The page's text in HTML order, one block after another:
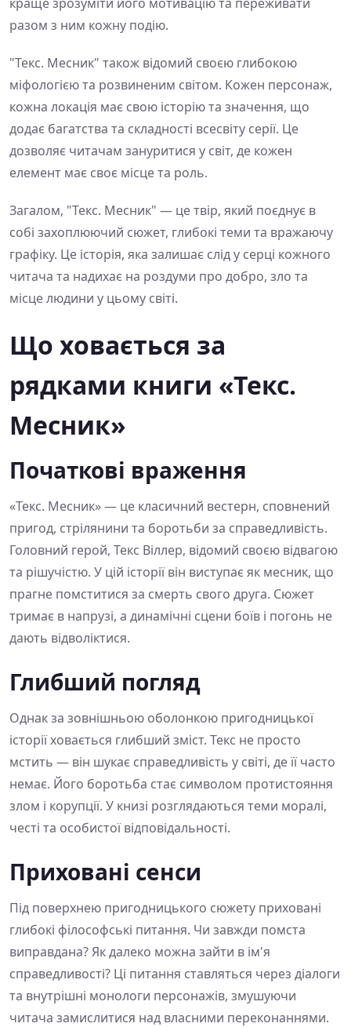
разом з ним кожну подію.
"Текс. Месник" також відомий своєю глибокою
міфологією та розвиненим світом. Кожен персонаж,
кожна локація має свою історію та значення, що
додає багатства та складності всесвіту серії. Це
дозволяє читачам зануритися у світ, де кожен
елемент має своє місце та роль.
Загалом, "Текс. Месник" — це твір, який поєднує в
собі захоплюючий сюжет, глибокі теми та вражаючу
графіку. Це історія, яка залишає слід у серці кожного
читача та надихає на роздуми про добро, зло та
місце людини у цьому світі.
Що ховається за
рядками книги «Текс.
Месник»
Початкові враження
«Текс. Месник» — це класичний вестерн, сповнений
пригод, стрілянини та боротьби за справедливість.
Головний герой, Текс Віллер, відомий своєю відвагою
та рішучістю. У цій історії він виступає як месник, що
прагне помститися за смерть свого друга. Сюжет
тримає в напрузі, а динамічні сцени боїв і погонь не
дають відволіктися.
Глибший погляд
Однак за зовнішньою оболонкою пригодницької
історії ховається глибший зміст. Текс не просто
мстить — він шукає справедливість у світі, де її часто
немає. Його боротьба стає символом протистояння
злом і корупції. У книзі розглядаються теми моралі,
честі та особистої відповідальності.
Приховані сенси
Під поверхнею пригодницького сюжету приховані
глибокі філософські питання. Чи завжди помста
виправдана? Як далеко можна зайти в ім'я
справедливості? Ці питання ставляться через діалоги
та внутрішні монологи персонажів, змушуючи
читача замислитися над власними переконаннями.